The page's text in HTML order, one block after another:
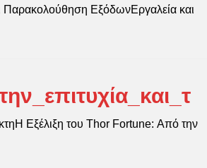
Παρακολούθηση ΕξόδωνΕργαλεία και
Εξέλιξη του Thor Fortune: Από την